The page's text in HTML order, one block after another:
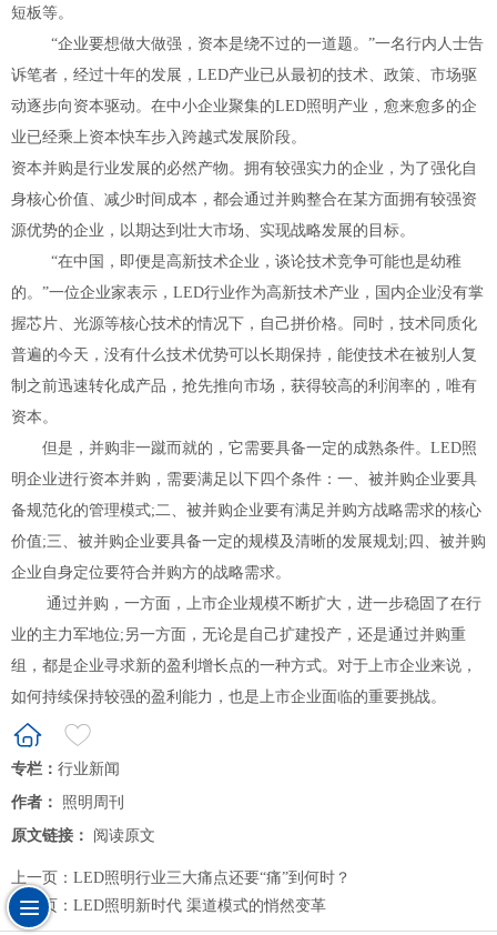
短板等。
“企业要想做大做强，资本是绕不过的一道题。”一名行内人士告
诉笔者，经过十年的发展，LED产业已从最初的技术、政策、市场驱
动逐步向资本驱动。在中小企业聚集的LED照明产业，愈来愈多的企
业已经乘上资本快车步入跨越式发展阶段。
资本并购是行业发展的必然产物。拥有较强实力的企业，为了强化自
身核心价值、减少时间成本，都会通过并购整合在某方面拥有较强资
源优势的企业，以期达到壮大市场、实现战略发展的目标。
“在中国，即便是高新技术企业，谈论技术竞争可能也是幼稚
的。”一位企业家表示，LED行业作为高新技术产业，国内企业没有掌
握芯片、光源等核心技术的情况下，自己拼价格。同时，技术同质化
普遍的今天，没有什么技术优势可以长期保持，能使技术在被别人复
制之前迅速转化成产品，抢先推向市场，获得较高的利润率的，唯有
资本。
但是，并购非一蹴而就的，它需要具备一定的成熟条件。LED照
明企业进行资本并购，需要满足以下四个条件：一、被并购企业要具
备规范化的管理模式;二、被并购企业要有满足并购方战略需求的核心
价值;三、被并购企业要具备一定的规模及清晰的发展规划;四、被并购
企业自身定位要符合并购方的战略需求。
通过并购，一方面，上市企业规模不断扩大，进一步稳固了在行
业的主力军地位;另一方面，无论是自己扩建投产，还是通过并购重
组，都是企业寻求新的盈利增长点的一种方式。对于上市企业来说，
如何持续保持较强的盈利能力，也是上市企业面临的重要挑战。
专栏： 行业新闻
作者：
照明周刊
原文链接：
阅读原文
上一页： LED照明行业三大痛点还要“痛”到何时？
下一页： LED照明新时代 渠道模式的悄然变革